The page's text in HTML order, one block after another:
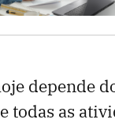
depende
todas as